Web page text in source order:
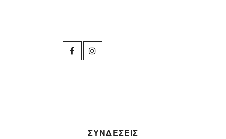
ΣΥΝΔΕΣΕΙΣ